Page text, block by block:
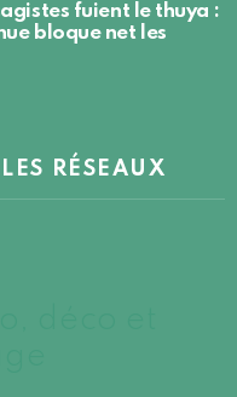
fuient le thuya :
bloque net les
RÉSEAUX